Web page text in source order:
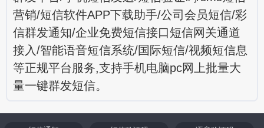
营销/短信软件APP下载助手/公司会员短信/彩
信群发通知/企业免费短信接口短信网关通道
接入/智能语音短信系统/国际短信/视频短信息
等正规平台服务,支持手机电脑pc网上批量大
量一键群发短信。